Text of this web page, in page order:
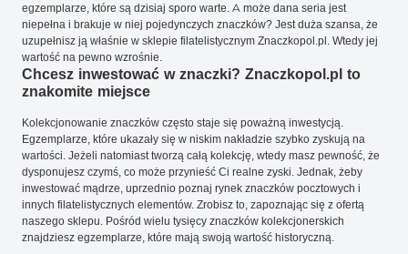
egzemplarze, które są dzisiaj sporo warte. A może dana seria jest
niepełna i brakuje w niej pojedynczych znaczków? Jest duża szansa, że
uzupełnisz ją właśnie w sklepie filatelistycznym Znaczkopol.pl. Wtedy jej
wartość na pewno wzrośnie.
Chcesz inwestować w znaczki? Znaczkopol.pl to
znakomite miejsce
Kolekcjonowanie znaczków często staje się poważną inwestycją.
Egzemplarze, które ukazały się w niskim nakładzie szybko zyskują na
wartości. Jeżeli natomiast tworzą całą kolekcję, wtedy masz pewność, że
dysponujesz czymś, co może przynieść Ci realne zyski. Jednak, żeby
inwestować mądrze, uprzednio poznaj rynek znaczków pocztowych i
innych filatelistycznych elementów. Zrobisz to, zapoznając się z ofertą
naszego sklepu. Pośród wielu tysięcy znaczków kolekcjonerskich
znajdziesz egzemplarze, które mają swoją wartość historyczną.